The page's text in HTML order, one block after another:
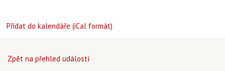
Přidat do kalendáře (iCal formát)
Zpět na přehled událostí